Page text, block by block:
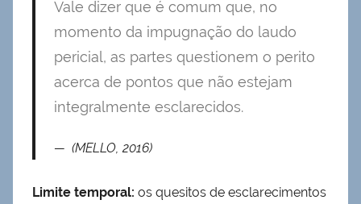
Vale dizer que é comum que, no
momento da impugnação do laudo
pericial, as partes questionem o perito
acerca de pontos que não estejam
integralmente esclarecidos.
(MELLO, 2016)
Limite temporal: os quesitos de esclarecimentos